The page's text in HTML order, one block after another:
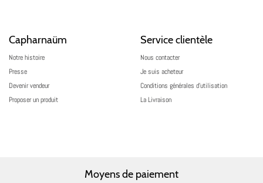
Capharnaüm
Notre histoire
Presse
Devenir vendeur
Proposer un produit
Service clientèle
Nous contacter
Je suis acheteur
Conditions générales d’utilisation
La Livraison
Moyens de paiement